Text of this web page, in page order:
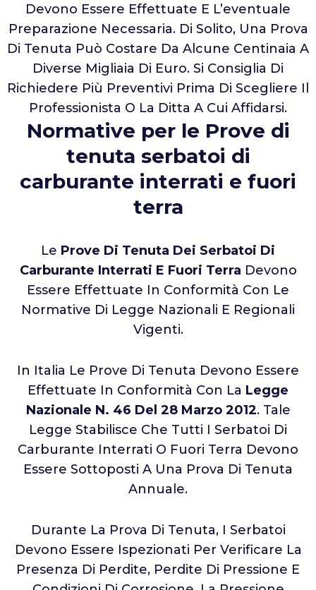
Devono Essere Effettuate E L’eventuale
Preparazione Necessaria. Di Solito, Una Prova
Di Tenuta Può Costare Da Alcune Centinaia A
Diverse Migliaia Di Euro. Si Consiglia Di
Richiedere Più Preventivi Prima Di Scegliere Il
Professionista O La Ditta A Cui Affidarsi.
Normative per le Prove di
tenuta serbatoi di
carburante interrati e fuori
terra
Le Prove Di Tenuta Dei Serbatoi Di
Carburante Interrati E Fuori Terra Devono
Essere Effettuate In Conformità Con Le
Normative Di Legge Nazionali E Regionali
Vigenti.
In Italia Le Prove Di Tenuta Devono Essere
Effettuate In Conformità Con La Legge
Nazionale N. 46 Del 28 Marzo 2012. Tale
Legge Stabilisce Che Tutti I Serbatoi Di
Carburante Interrati O Fuori Terra Devono
Essere Sottoposti A Una Prova Di Tenuta
Annuale.
Durante La Prova Di Tenuta, I Serbatoi
Devono Essere Ispezionati Per Verificare La
Presenza Di Perdite, Perdite Di Pressione E